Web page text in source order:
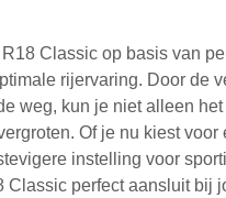
Classic op basis van
rijervaring. Door de
weg, kun je niet alleen
Of je nu kiest
instelling voor
perfect aansluit bij